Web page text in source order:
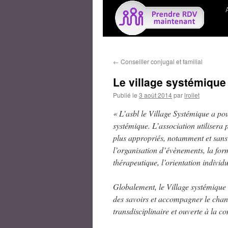
← Conseiller conjugal et familial
Le village systémique
Publié le 3 août 2014parlrollet
« L’asbl le Village Systémique a
systémique. L’association utilisera
plus appropriés, notamment et
l’organisation d’évènements, la
thérapeutique, l’orientation
Globalement, le Village
des savoirs et accompagner le
transdisciplinaire et ouverte à la